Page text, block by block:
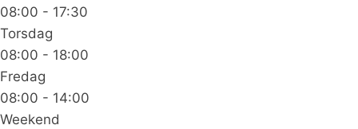
08:00 - 17:30
Torsdag
08:00 - 18:00
Fredag
08:00 - 14:00
Weekend